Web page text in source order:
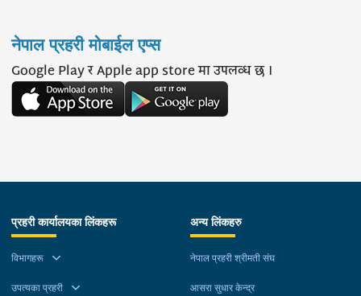
नेपाल प्रहरी मोबाईल एप्स
Google Play र Apple app store मा उपलव्ध छ ।
प्रहरी कार्यालयका लिंकहरू
विभागहरू
उपत्यका प्रहरी
अन्य लिंकहरु
नेपाल प्रहरी श्रीमती संघ
आसरा सुधार केन्द्र